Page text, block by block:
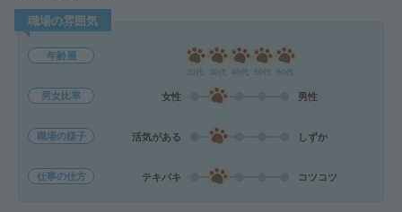
職場の雰囲気
年齢層
男女比率 女性 男性
職場の様子 活気がある しずか
仕事の仕方 テキパキ コツコツ